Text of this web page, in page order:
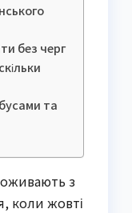
без черг
та
з
коли жовті